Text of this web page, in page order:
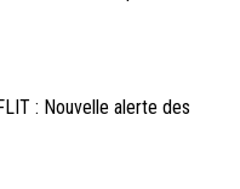
: Nouvelle alerte des